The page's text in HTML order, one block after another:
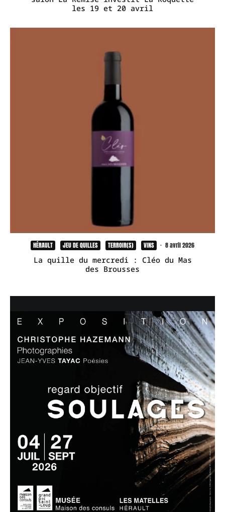
les 19 et 20 avril
HÉRAULT JEU DE QUILLES TERROIR(S) VINS · 8 avril 2026
La quille du mercredi : Cléo du Mas
des Brousses